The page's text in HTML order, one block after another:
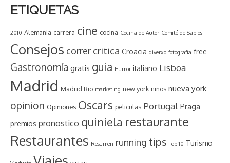
ETIQUETAS
2010 Alemania carrera cine cocina Cocina de Autor Comité de Sabios
Consejos correr critica Croacia diverxo fotografía free
Gastronomía gratis guia Humor italiano Lisboa
Madrid Madrid Rio marketing new york niños nueva york
opinion Opiniones Oscars peliculas Portugal Praga
premios pronostico quiniela restaurante
Restaurantes Resumen running tips Top 10 Turismo